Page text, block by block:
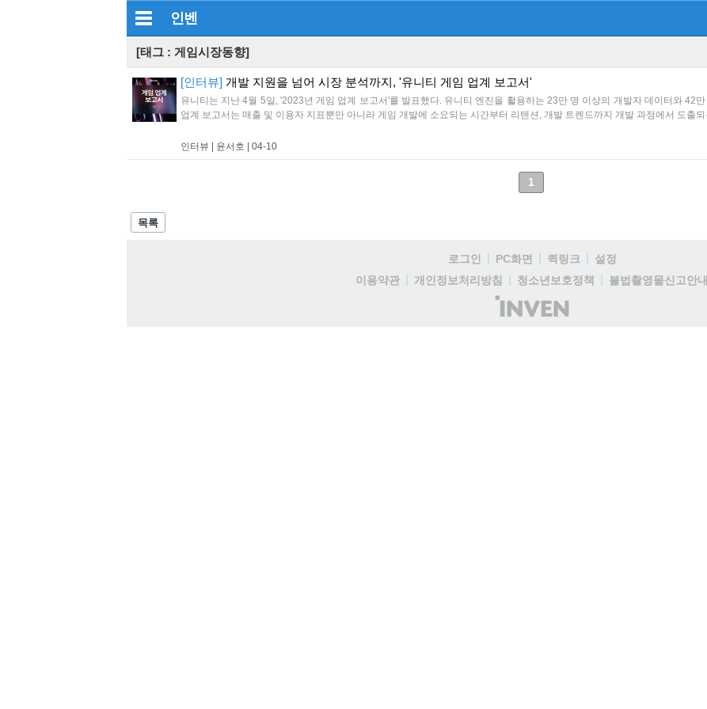
인벤
[태그 : 게임시장동향]
[인터뷰] 개발 지원을 넘어 시장 분석까지, '유니티 게임 업계 보고서'
유니티는 지난 4월 5일, '2023년 게임 업계 보고서'를 발표했다. 유니티 엔진을 활용하는 23만 명 이상의 개발자 데이터와 42
업계 보고서는 매출 및 이용자 지표뿐만 아니라 게임 개발에 소요되는 시간부터 리텐션, 개발 트렌드까지 개발 과정에서 도출
인터뷰 | 윤서호 04-10
1
목록
로그인 PC화면 퀵링크
설정
이용약관
개인정보처리방침 청소년보호정책
불법촬영물신고안내
(주)
인